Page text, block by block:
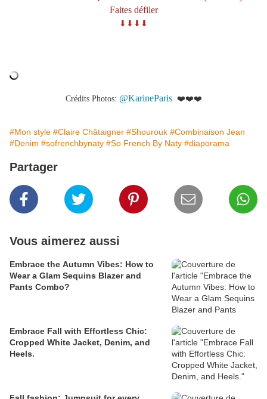
Faites défiler
⬇︎⬇︎⬇︎⬇︎
Crédits Photos: @KarineParis❤️❤️❤️
#Mon style #Claire Châtaigner #Shourouk #Combinaison Jean
#Denim #sofrenchbynaty #So French By Naty #diaporama
Partager
Vous aimerez aussi
Embrace the Autumn Vibes: How to
Wear a Glam Sequins Blazer and
Pants Combo?
Embrace Fall with Effortless Chic:
Cropped White Jacket, Denim, and
Heels.